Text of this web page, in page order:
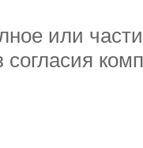
или
согласия